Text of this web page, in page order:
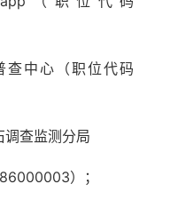
中心（职位代码
查监测分局
）；